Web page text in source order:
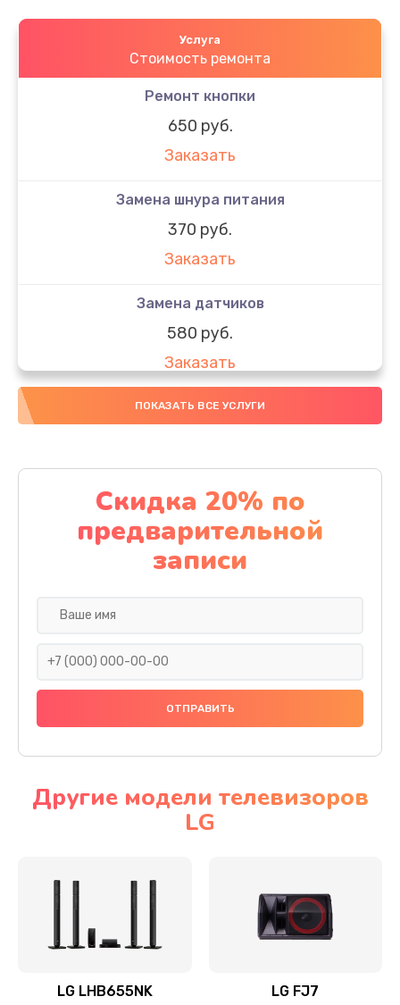
Услуга
Стоимость ремонта
Ремонт кнопки
650 руб.
Заказать
Замена шнура питания
370 руб.
Заказать
Замена датчиков
580 руб.
Заказать
Комплексная чистка
Заказать
Замена дисплея (экрана)
2000 руб.
Заказать
Ремонт платы электроники
Прошивка
Ремонт механики привода
Ремонт / замена кнопок, клавиш, индикаторов,
ПОКАЗАТЬ ВСЕ УСЛУГИ
Скидка 20% по
предварительной
записи
Другие модели телевизоров
LG
LG LHB655NK LG FJ7